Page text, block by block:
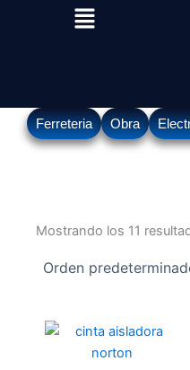
Menu
Ferreteria Obra
Mostrando los 11